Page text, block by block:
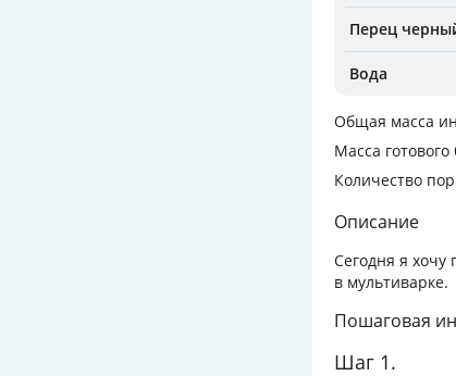
Перец
Вода
Общая масса
Масса
Количество
Описание
Сегодня я
в мультиварке.
Пошаговая
Шаг 1.